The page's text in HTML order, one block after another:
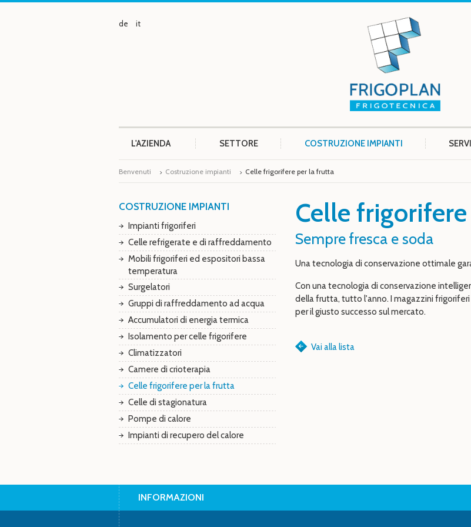
L'AZIENDA SETTORE COSTRUZIONE IMPIANTI
de it
COSTRUZIONE IMPIANTI
Impianti frigoriferi
Celle refrigerate e di raffreddamento
Mobili frigoriferi ed espositori bassa
temperatura
Surgelatori
Gruppi di raffreddamento ad acqua
Accumulatori di energia termica
Isolamento per celle frigorifere
Climatizzatori
Camere di crioterapia
Celle frigorifere per la frutta
Celle di stagionatura
Pompe di calore
Impianti di recupero del calore
Celle
Sempre fresca e soda
Una tecnologia di conservazione ottimale
Con una tecnologia di conservazione
della frutta, tutto l'anno. I magazzini
per il giusto successo sul mercato.
Vai alla lista
Benvenuti Costruzione impianti Celle frigorifere per la frutta
INFORMAZIONI